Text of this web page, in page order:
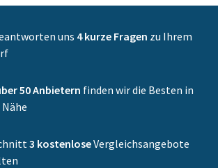
uns 4 kurze Fragen zu Ihrem
50 Anbietern finden wir die Besten in
3 kostenloseVergleichsangebote